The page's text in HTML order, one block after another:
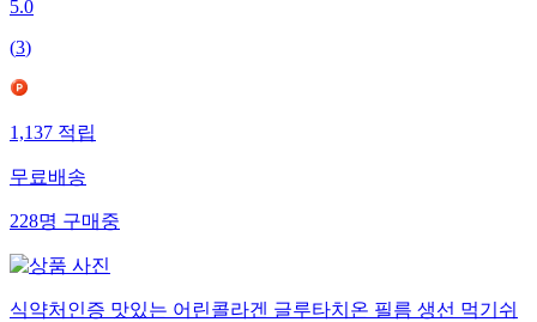
5.0
(3)
1,137 적립
무료배송
228명 구매중
식약처인증 맛있는 어린콜라겐 글루타치온 필름 생선 먹기쉬